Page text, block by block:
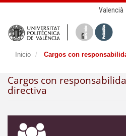
Valencià
Inicio Cargos con
Cargos con
directiva